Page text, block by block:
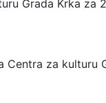
Grada Krka za
Centra za kulturu